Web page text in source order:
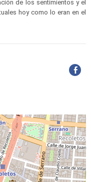
de los sentimientos y el
hoy como lo eran en el